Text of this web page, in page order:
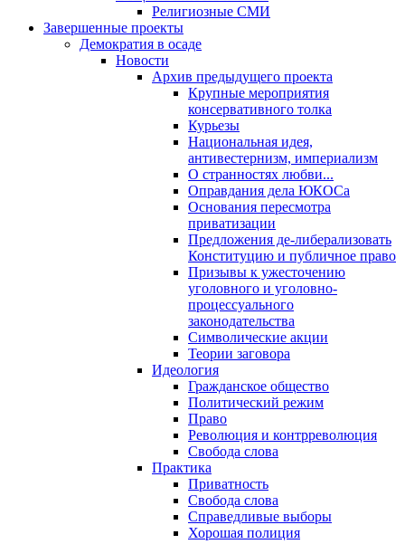
Религиозные СМИ
Завершенные проекты
Демократия в осаде
Новости
Архив предыдущего проекта
Крупные мероприятия
консервативного толка
Курьезы
Национальная идея,
антивестернизм, империализм
О странностях любви...
Оправдания дела ЮКОСа
Основания пересмотра
приватизации
Предложения де-либерализовать
Конституцию и публичное право
Призывы к ужесточению
уголовного и уголовно-
процессуального
законодательства
Символические акции
Теории заговора
Идеология
Гражданское общество
Политический режим
Право
Революция и контрреволюция
Свобода слова
Практика
Приватность
Свобода слова
Справедливые выборы
Хорошая полиция